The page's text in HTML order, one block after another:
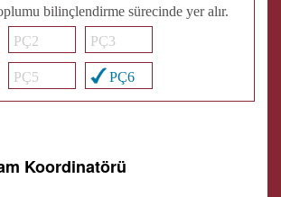
bilinçlendirme sürecinde yer alır.
PÇ2 PÇ3
PÇ5 PÇ6
Koordinatörü